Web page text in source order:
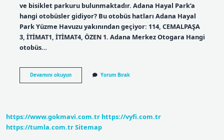
ve bisiklet parkuru bulunmaktadır. Adana Hayal Park’a
hangi otobüsler gidiyor? Bu otobüs hatları Adana Hayal
Park Yüzme Havuzu yakınından geçiyor: 114, CEMALPAŞA
3, İTİMAT1, İTİMAT4, ÖZEN 1. Adana Merkez Otogara Hangi
otobüs…
Devamını okuyunAdana
Merkez
Yorum Bırak
https://www.gokmavi.com.tr https://vyfi.com.tr
https://tumla.com.trSitemap